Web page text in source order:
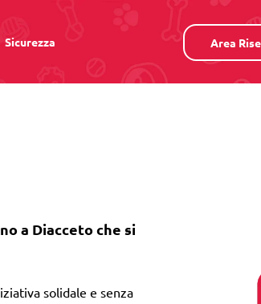
Sicurezza Area
a Diacceto che si
solidale e senza